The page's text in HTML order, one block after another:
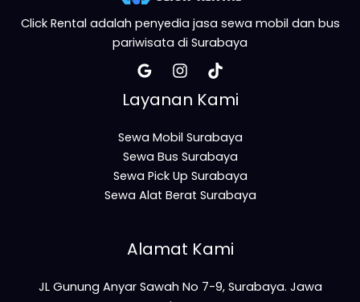
Click Rental adalah penyedia jasa sewa mobil dan bus
pariwisata di Surabaya
Layanan Kami
Sewa Mobil Surabaya
Sewa Bus Surabaya
Sewa Pick Up Surabaya
Sewa Alat Berat Surabaya
Alamat Kami
JL Gunung Anyar Sawah No 7-9, Surabaya. Jawa